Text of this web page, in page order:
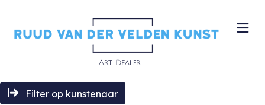
Filter op kunstenaar